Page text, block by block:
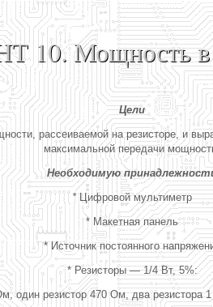
Мощность в
Цели
рассеиваемой на резисторе, и
максимальной передачи
Необходимую
*Цифровой мультиметр
* Макетная панель
* Источник постоянного
* Резисторы — 1/4 Вт, 5%:
один резистор 470 Ом, два